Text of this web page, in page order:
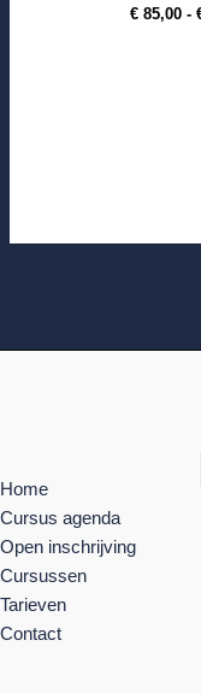
€85,00 -
Home
Cursus agenda
Open inschrijving
Cursussen
Tarieven
Contact